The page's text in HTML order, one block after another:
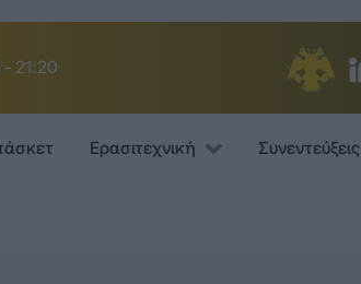
- 21:20
Ερασιτεχνική Συνεντεύξεις